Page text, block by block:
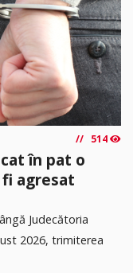
514
în pat o
agresat
Judecătoria
2026, trimiterea